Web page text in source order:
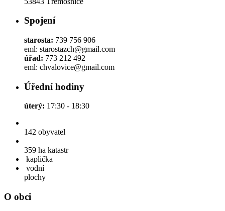
Spojení
starosta: 739 756 906
eml: starostazch@gmail.com
úřad: 773 212 492
eml: chvalovice@gmail.com
Úřední hodiny
úterý: 17:30 - 18:30
142 obyvatel
359 ha katastr
kaplička
vodní
plochy
O obci